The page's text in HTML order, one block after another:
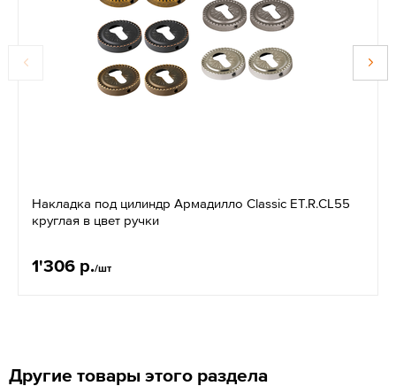
Накладка под цилиндр Армадилло Classic ET.R.CL55
круглая в цвет ручки
1'306 р./шт
Другие товары этого раздела